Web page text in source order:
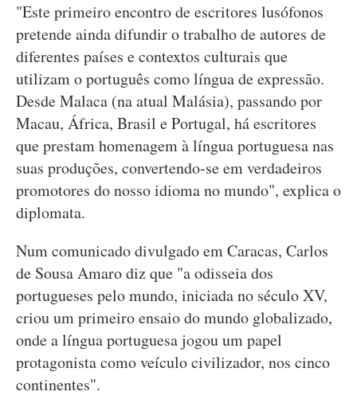
"Este primeiro encontro de escritores lusófonos
pretende ainda difundir o trabalho de autores de
diferentes países e contextos culturais que
utilizam o português como língua de expressão.
Desde Malaca (na atual Malásia), passando por
Macau, África, Brasil e Portugal, há escritores
que prestam homenagem à língua portuguesa nas
suas produções, convertendo-se em verdadeiros
promotores do nosso idioma no mundo", explica o
diplomata.
Num comunicado divulgado em Caracas, Carlos
de Sousa Amaro diz que "a odisseia dos
portugueses pelo mundo, iniciada no século XV,
criou um primeiro ensaio do mundo globalizado,
onde a língua portuguesa jogou um papel
protagonista como veículo civilizador, nos cinco
continentes".